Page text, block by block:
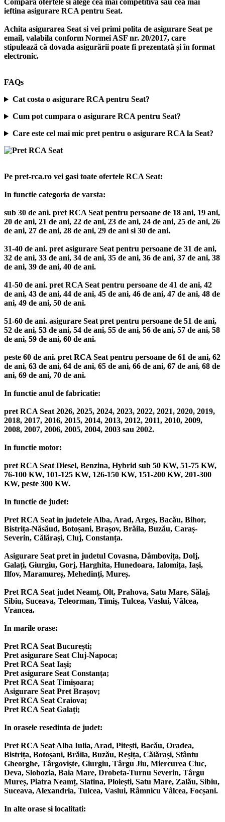
Compara ofertele si alege cea mai competitiva sau cea mai
ieftina asigurare RCA pentru Seat.
Achita asigurarea Seat si vei primi polita de asigurare Seat pe
email, valabila conform Normei ASF nr. 20/2017, care
stipulează că dovada asigurării poate fi prezentată și în format
electronic.
FAQs
Cat costa o asigurare RCA pentru Seat?
Cum pot cumpara o asigurare RCA pentru Seat?
Care este cel mai mic pret pentru o asigurare RCA la Seat?
Pe pret-rca.ro vei gasi toate ofertele RCA Seat:
In functie categoria de varsta:
sub 30 de ani. pret RCA Seat pentru persoane de 18 ani, 19 ani,
20 de ani, 21 de ani, 22 de ani, 23 de ani, 24 de ani, 25 de ani, 26
de ani, 27 de ani, 28 de ani, 29 de ani si 30 de ani.
31-40 de ani. pret asigurare Seat pentru persoane de 31 de ani,
32 de ani, 33 de ani, 34 de ani, 35 de ani, 36 de ani, 37 de ani, 38
de ani, 39 de ani, 40 de ani.
41-50 de ani. pret RCA Seat pentru persoane de 41 de ani, 42
de ani, 43 de ani, 44 de ani, 45 de ani, 46 de ani, 47 de ani, 48 de
ani, 49 de ani, 50 de ani.
51-60 de ani. asigurare Seat pret pentru persoane de 51 de ani,
52 de ani, 53 de ani, 54 de ani, 55 de ani, 56 de ani, 57 de ani, 58
de ani, 59 de ani, 60 de ani.
peste 60 de ani. pret RCA Seat pentru persoane de 61 de ani, 62
de ani, 63 de ani, 64 de ani, 65 de ani, 66 de ani, 67 de ani, 68 de
ani, 69 de ani, 70 de ani.
In functie anul de fabricatie:
pret RCA Seat 2026, 2025, 2024, 2023, 2022, 2021, 2020, 2019,
2018, 2017, 2016, 2015, 2014, 2013, 2012, 2011, 2010, 2009,
2008, 2007, 2006, 2005, 2004, 2003 sau 2002.
In functie motor:
pret RCA Seat Diesel, Benzina, Hybrid sub 50 KW, 51-75 KW,
76-100 KW, 101-125 KW, 126-150 KW, 151-200 KW, 201-300
KW, peste 300 KW.
In functie de judet:
Pret RCA Seat in judetele Alba, Arad, Argeș, Bacău, Bihor,
Bistrița-Năsăud, Botoșani, Brașov, Brăila, Buzău, Caraș-
Severin, Călărași, Cluj, Constanța.
Asigurare Seat pret in judetul Covasna, Dâmbovița, Dolj,
Galați, Giurgiu, Gorj, Harghita, Hunedoara, Ialomița, Iași,
Ilfov, Maramureș, Mehedinți, Mureș.
Pret RCA Seat judet Neamț, Olt, Prahova, Satu Mare, Sălaj,
Sibiu, Suceava, Teleorman, Timiș, Tulcea, Vaslui, Vâlcea,
Vrancea.
In marile orase:
Pret RCA Seat București;
Pret asigurare Seat Cluj-Napoca;
Pret RCA Seat Iași;
Pret asigurare Seat Constanța;
Pret RCA Seat Timișoara;
Asigurare Seat Pret Brașov;
Pret RCA Seat Craiova;
Pret RCA Seat Galați;
In orasele resedinta de judet:
Pret RCA Seat Alba Iulia, Arad, Pitești, Bacău, Oradea,
Bistrița, Botoșani, Brăila, Buzău, Reșița, Călărași, Sfântu
Gheorghe, Târgoviște, Giurgiu, Târgu Jiu, Miercurea Ciuc,
Deva, Slobozia, Baia Mare, Drobeta-Turnu Severin, Târgu
Mureș, Piatra Neamț, Slatina, Ploiești, Satu Mare, Zalău, Sibiu,
Suceava, Alexandria, Tulcea, Vaslui, Râmnicu Vâlcea, Focșani.
In alte orase si localitati: